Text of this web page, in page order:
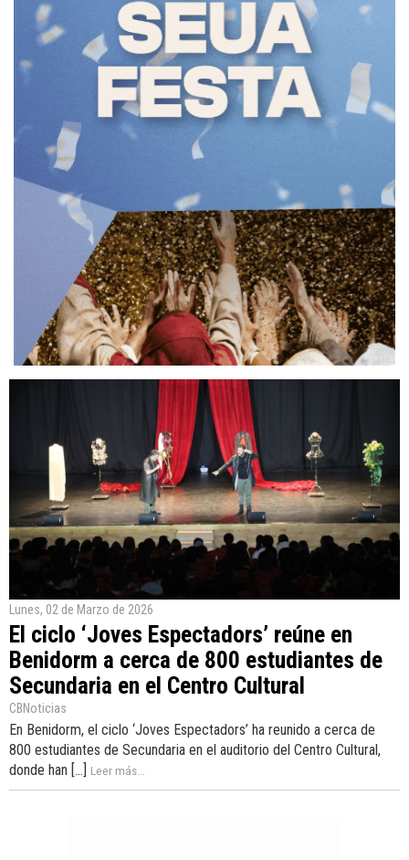
Lunes, 02 de Marzo de 2026
El ciclo ‘Joves Espectadors’ reúne en
Benidorm a cerca de 800 estudiantes de
Secundaria en el Centro Cultural
CBNoticias
En Benidorm, el ciclo ‘Joves Espectadors’ ha reunido a cerca de
800 estudiantes de Secundaria en el auditorio del Centro Cultural,
donde han [...] Leer más...